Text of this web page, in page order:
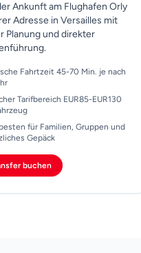
Ankunft am Flughafen Orly
Adresse in Versailles mit
Planung und direkter
Fahrtzeit 45-70 Min. je nach
Tarifbereich EUR85-EUR130
für Familien, Gruppen und
Gepäck
buchen